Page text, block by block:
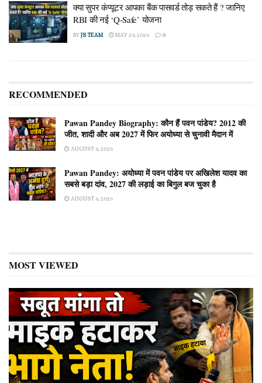
क्या सुपर कंप्यूटर आपका बैंक पासवर्ड तोड़ सकते हैं ? जानिए
RBI की नई ‘Q-Safe’ योजना
BYJS TEAM MAY 29, 2026 0
RECOMMENDED
Pawan Pandey Biography: कौन हैं पवन पांडेय? 2012 की
जीत, शादी और अब 2027 में फिर अयोध्या से चुनावी मैदान में
AUGUST 6, 2026
Pawan Pandey: अयोध्या में पवन पांडेय पर अखिलेश यादव का
सबसे बड़ा दांव, 2027 की लड़ाई का बिगुल बज चुका है
AUGUST 6, 2026
MOST VIEWED